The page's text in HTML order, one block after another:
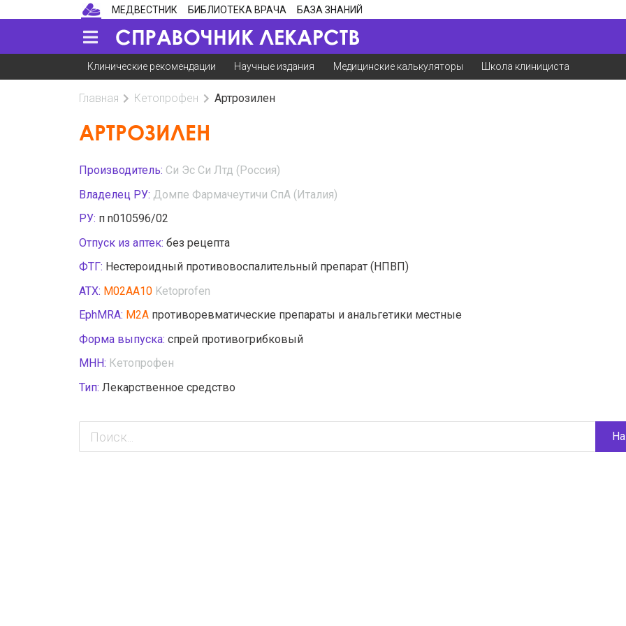
МЕДВЕСТНИК БИБЛИОТЕКА ВРАЧА БАЗА ЗНАНИЙ
Клинические рекомендации Научные издания Медицинские калькуляторы Школа клинициста
Главная Кетопрофен Артрозилен
АРТРОЗИЛЕН
Производитель: Си Эс Си Лтд (Россия)
Владелец РУ: Домпе Фармачеутичи СпА (Италия)
РУ: п n010596/02
Отпуск из аптек: без рецепта
ФТГ: Нестероидный противовоспалительный препарат (НПВП)
АТХ: M02AA10 Ketoprofen
EphMRA: M2A противоревматические препараты и анальгетики местные
Форма выпуска: спрей противогрибковый
МНН: Кетопрофен
Тип: Лекарственное средство